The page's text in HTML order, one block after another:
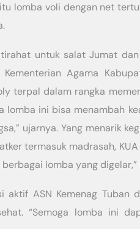
lomba voli dengan net
untuk salat Jumat
Agama
terpal dalam rangka
lomba ini bisa menambah
ujarnya. Yang menarik
termasuk madrasah, KUA
lomba yang digelar,”
ASN Kemenag Tuban
“Semoga lomba ini